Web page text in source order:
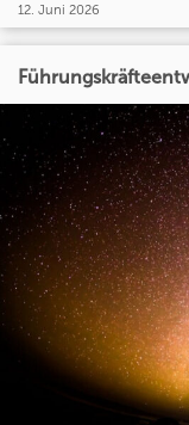
12. Juni 2026